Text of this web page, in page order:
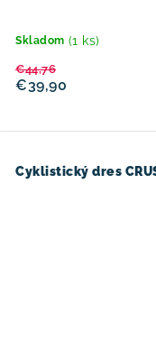
Skladom (1 ks)
€39,90
€44,76
Cyklistický dres